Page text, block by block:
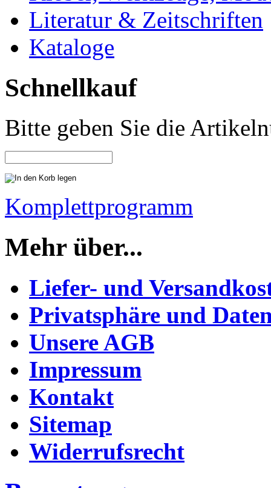
Literatur & Zeitschriften
Kataloge
Schnellkauf
Bitte geben Sie die
Komplettprogramm
Mehr über...
Liefer- und
Privatsphäre und
Unsere AGB
Impressum
Kontakt
Sitemap
Widerrufsrecht